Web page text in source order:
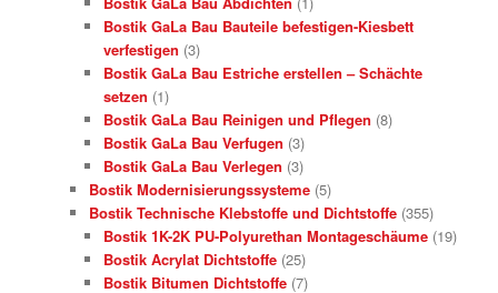
Bostik GaLa Bau Bauteile befestigen-Kiesbett
verfestigen (3)
Bostik GaLa Bau Estriche erstellen – Schächte
setzen (1)
Bostik GaLa Bau Reinigen und Pflegen (8)
Bostik GaLa Bau Verfugen (3)
Bostik GaLa Bau Verlegen (3)
Bostik Modernisierungssysteme (5)
Bostik Technische Klebstoffe und Dichtstoffe (355)
Bostik 1K-2K PU-Polyurethan Montageschäume (19)
Bostik Acrylat Dichtstoffe (25)
Bostik Bitumen Dichtstoffe (7)